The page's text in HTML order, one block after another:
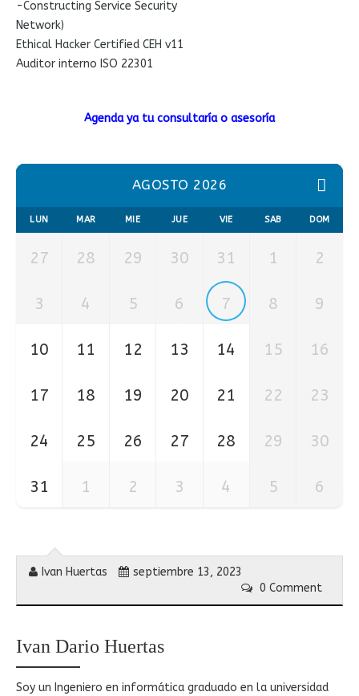
-Constructing Service Security
Network)
Ethical Hacker Certified CEH v11
Auditor interno ISO 22301
Agenda ya tu consultaría o asesoría
AGOSTO 2026
LUN MAR MIE JUE VIE SAB DOM
27 28 29 30 31 1 2
3 4 5 6 7 8 9
10 11 12 13 14 15 16
17 18 19 20 21 22 23
24 25 26 27 28 29 30
31 1 2 3 4 5 6
Ivan Huertas
septiembre 13, 2023
0 Comment
Ivan Dario Huertas
Soy un Ingeniero en informática graduado en la universidad